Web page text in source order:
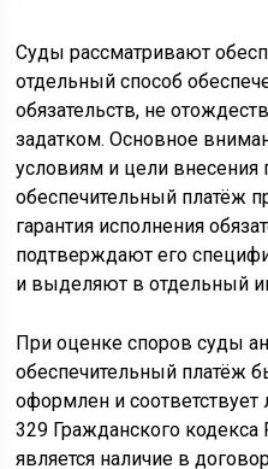
Суды рассматривают
отдельный способ
обязательств, не
задатком. Основное
условиям и цели внесения
обеспечительный платёж
гарантия исполнения
подтверждают его
и выделяют в отдельный
При оценке споров суды
обеспечительный платёж
оформлен и соответствует
329 Гражданского
является наличие в